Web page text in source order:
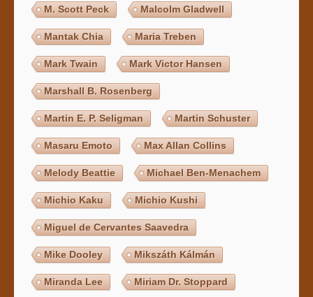
M. Scott Peck Malcolm Gladwell
Mantak Chia Maria Treben
Mark Twain Mark Victor Hansen
Marshall B. Rosenberg
Martin E. P. Seligman Martin Schuster
Masaru Emoto Max Allan Collins
Melody Beattie Michael Ben-Menachem
Michio Kaku Michio Kushi
Miguel de Cervantes Saavedra
Mike Dooley Mikszáth Kálmán
Miranda Lee Miriam Dr. Stoppard